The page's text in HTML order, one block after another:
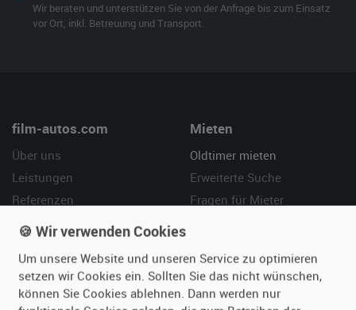
Wir beraten und unterstützen Sie von der Anfrage bis zum Einsatz
vor Ort, inkl. Betreuung und Transport.
film-autos.com
Über uns
Leistungen
Referenzen
Kundenmeinungen
Mieten
Oldtimer mieten
Erweiterte Suche
Fragen für Mieter
Vermieten
Oldtimer anmelden
Hilfe
Häufige Fragen (FAQ)
🍪 Wir verwenden Cookies
Um unsere Website und unseren Service zu optimieren
setzen wir Cookies ein. Sollten Sie das nicht wünschen,
können Sie Cookies ablehnen. Dann werden nur